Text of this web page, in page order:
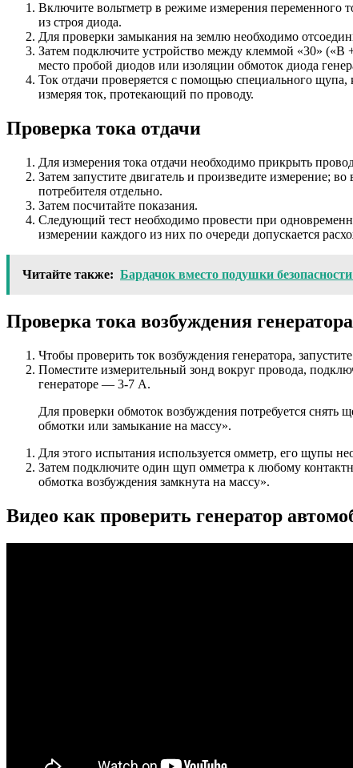
Включите вольтметр в режиме измерения переменного
из строя диода.
Для проверки замыкания на землю необходимо
Затем подключите устройство между клеммой «30»
место пробой диодов или изоляции обмоток диода
Ток отдачи проверяется с помощью специального
измеряя ток, протекающий по проводу.
Проверка тока отдачи
Для измерения тока отдачи необходимо прикрыть
Затем запустите двигатель и произведите измерение;
потребителя отдельно.
Затем посчитайте показания.
Следующий тест необходимо провести при
измерении каждого из них по очереди допускается
Читайте также: Бардачок вместо подушки
Проверка тока возбуждения генератора
Чтобы проверить ток возбуждения генератора,
Поместите измерительный зонд вокруг провода,
генераторе — 3-7 А.
Для проверки обмоток возбуждения потребуется снять
обмотки или замыкание на массу».
Для этого испытания используется омметр, его щупы
Затем подключите один щуп омметра к любому
обмотка возбуждения замкнута на массу».
Видео как проверить генератор